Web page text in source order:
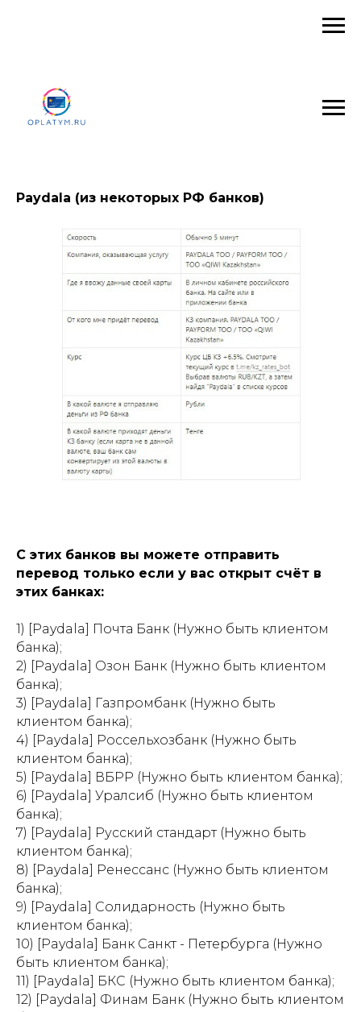
Paydala (из некоторых РФ банков)
С этих банков вы можете отправить
перевод только если у вас открыт счёт в
этих банках:
1) [Paydala] Почта Банк (Нужно быть клиентом
банка);
2) [Paydala] Озон Банк (Нужно быть клиентом
банка);
3) [Paydala] Газпромбанк (Нужно быть
клиентом банка);
4) [Paydala] Россельхозбанк (Нужно быть
клиентом банка);
5) [Paydala] ВБРР (Нужно быть клиентом банка);
6) [Paydala] Уралсиб (Нужно быть клиентом
банка);
7) [Paydala] Русский стандарт (Нужно быть
клиентом банка);
8) [Paydala] Ренессанс (Нужно быть клиентом
банка);
9) [Paydala] Солидарность (Нужно быть
клиентом банка);
10) [Paydala] Банк Санкт - Петербурга (Нужно
быть клиентом банка);
11) [Paydala] БКС (Нужно быть клиентом банка);
12) [Paydala] Финам Банк (Нужно быть клиентом